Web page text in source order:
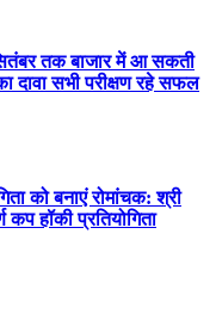
तक बाजार में आ सकती
दावा सभी परीक्षण रहे सफल
को बनाएं रोमांचक: श्री
कप हॉकी प्रतियोगिता